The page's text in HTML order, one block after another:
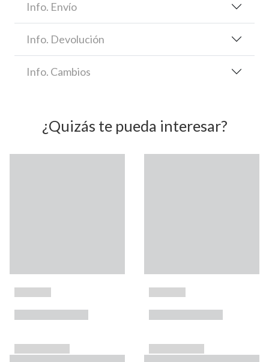
Info. Envío
Info. Devolución
Info. Cambios
¿Quizás te pueda interesar?